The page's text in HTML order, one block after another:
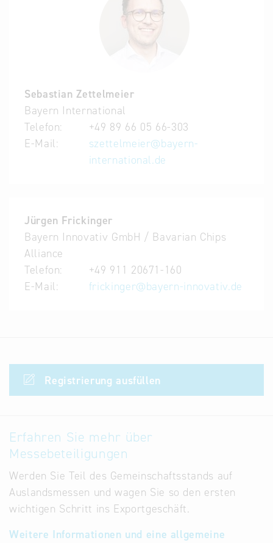
Sebastian Zettelmeier
Bayern International
Telefon:
+49 89 66 05 66-303
E-Mail:
szettelmeier@bayern-
international.de
Jürgen Frickinger
Bayern Innovativ GmbH / Bavarian Chips
Alliance
Telefon:
+49 911 20671-160
E-Mail:
frickinger@bayern-innovativ.de
Registrierung ausfüllen
Erfahren Sie mehr über
Messebeteiligungen
Werden Sie Teil des Gemeinschaftsstands auf
Auslandsmessen und wagen Sie so den ersten
wichtigen Schritt ins Exportgeschäft.
Weitere Informationen und eine allgemeine